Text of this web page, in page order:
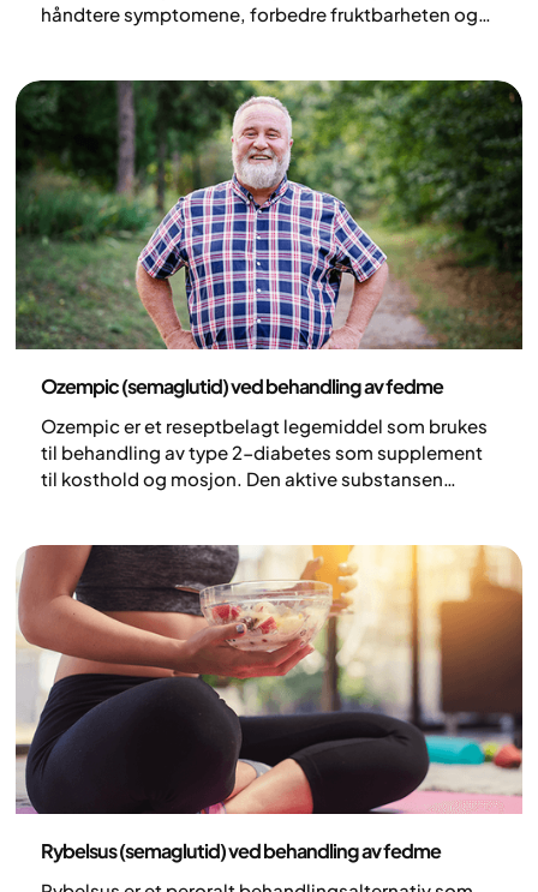
håndtere symptomene, forbedre fruktbarheten og
Ozempic (semaglutid) ved behandling av fedme
Ozempic er et reseptbelagt legemiddel som brukes
til behandling av type 2-diabetes som supplement
til kosthold og mosjon. Den aktive substansen
kan føre til vekttap.
Rybelsus (semaglutid) ved behandling av fedme